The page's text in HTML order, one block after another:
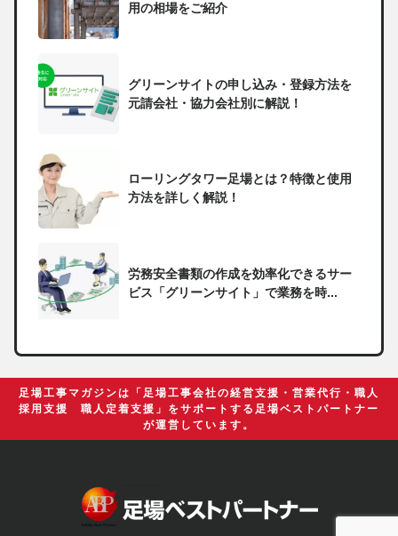
用の相場をご紹介
グリーンサイトの申し込み・登録方法を
元請会社・協力会社別に解説！
ローリングタワー足場とは？特徴と使用
方法を詳しく解説！
労務安全書類の作成を効率化できるサー
ビス「グリーンサイト」で業務を時...
届いたらどうしたらいい？
足場工事マガジンは「足場工事会社の経営支援・営業代行・職人
採用支援 職人定着支援」をサポートする足場ベストパートナー
が運営しています。